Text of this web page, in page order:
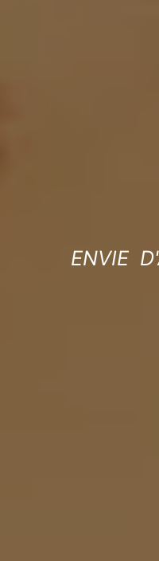
ENVIE